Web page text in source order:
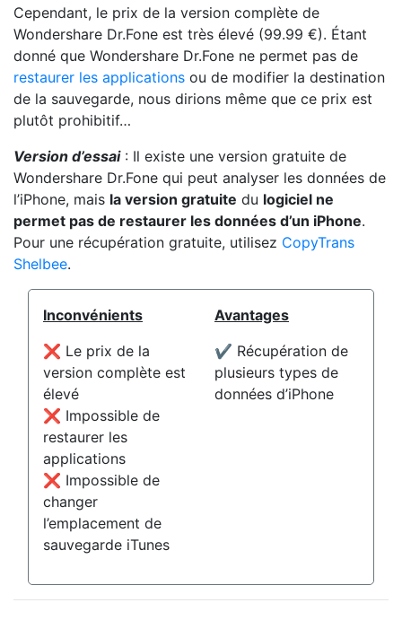
Cependant, le prix de la version complète de
Wondershare Dr.Fone est très élevé (99.99 €). Étant
donné que Wondershare Dr.Fone ne permet pas de
restaurer les applications ou de modifier la destination
de la sauvegarde, nous dirions même que ce prix est
plutôt prohibitif…
Version d’essai: Il existe une version gratuite de
Wondershare Dr.Fone qui peut analyser les données de
l’iPhone, mais la version gratuite du logiciel ne
permet pas de restaurer les données d’un iPhone.
Pour une récupération gratuite, utilisez CopyTrans
Shelbee.
Inconvénients
❌ Le prix de la
version complète est
élevé
❌ Impossible de
restaurer les
applications
❌ Impossible de
changer
l’emplacement de
sauvegarde iTunes
Avantages
✔️ Récupération de
plusieurs types de
données d’iPhone